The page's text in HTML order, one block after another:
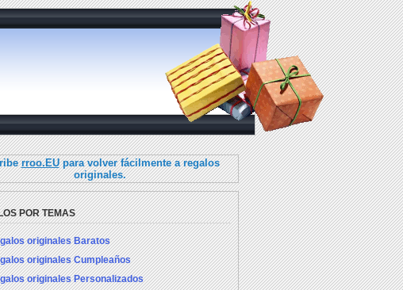
rroo.EUpara volver fácilmente a regalos
originales.
POR TEMAS
originales Baratos
originales Cumpleaños
originales Personalizados